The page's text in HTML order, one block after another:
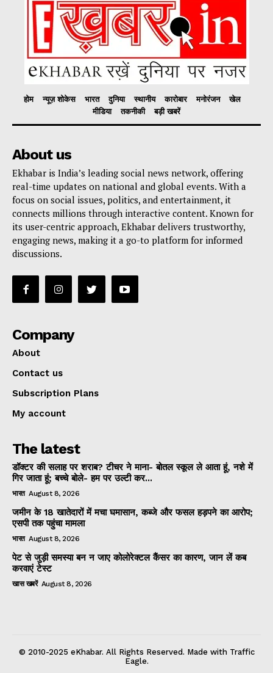
होम न्यूज़ शोकेस भारत दुनिया स्थानीय कारोबार मनोरंजन
खेल
मीडिया
तकनीकी बड़ी खबरें
About us
Ekhabar is India’s leading social news network, offering
real-time updates on national and global events. With a
focus on social issues, politics, and entertainment, it
connects millions through interactive content. Known for
its user-centric approach, Ekhabar delivers trustworthy,
engaging news, making it a go-to platform for informed
discussions.
Company
About
Contact us
Subscription Plans
My account
The latest
डॉक्टर की सलाह पर शराब? टीचर ने माना- बोतल स्कूल ले आता हूं, नशे में
गिर जाता हूं; बच्चे बोले- हम पर उल्टी कर...
भारत August 8, 2026
जमीन के 18 खातेदारों में मचा घमासान, कब्जे और फसल हड़पने का आरोप;
एसपी तक पहुंचा मामला
भारत August 8, 2026
पेट से जुड़ी समस्या बन न जाए कोलोरेक्टल कैंसर का कारण, जान लें कब
करवाएं टेस्ट
खास खबरें August 8, 2026
© 2010-2025 eKhabar. All Rights Reserved. Made with Traffic
Eagle.